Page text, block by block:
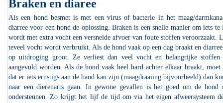
Braken en diaree
Als een hond besmet is met een virus of bacterie in het maag/
diarree voor een hond de oplossing. Braken is een snelle manier om iets te
wordt met extra vocht een versnelde afvoer van foute stoffen veroorzaakt.
teveel vocht wordt verbruikt. Als de hond vaak op een dag braakt en
op uitdroging groot. Ze verliest dan veel vocht en belangrijke stoffen
aangevuld worden. Als de hond vaak heel hard achter elkaar braakt,
dat er iets ernstigs aan de hand kan zijn (maagdraaiing bijvoorbeeld) dan
naar een dierenarts gaan. In gewone gevallen is het goed om de hond
ondersteunen. Zo krijgt het lijf de tijd om via het eigen afweersysteem